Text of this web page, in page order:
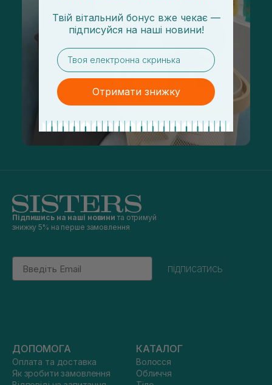
Підпишись на наші новини та отримуй
знижку 5% на перше замовлення
Email
підписатись
ДОПОМОГА
Оплата та доставка
Як зробити замовлення
КАТАЛОГ
Волосся
Обличчя
Твій вітальний бонус вже чекає —
підписуйся на наші новини!
email
Отримати знижку